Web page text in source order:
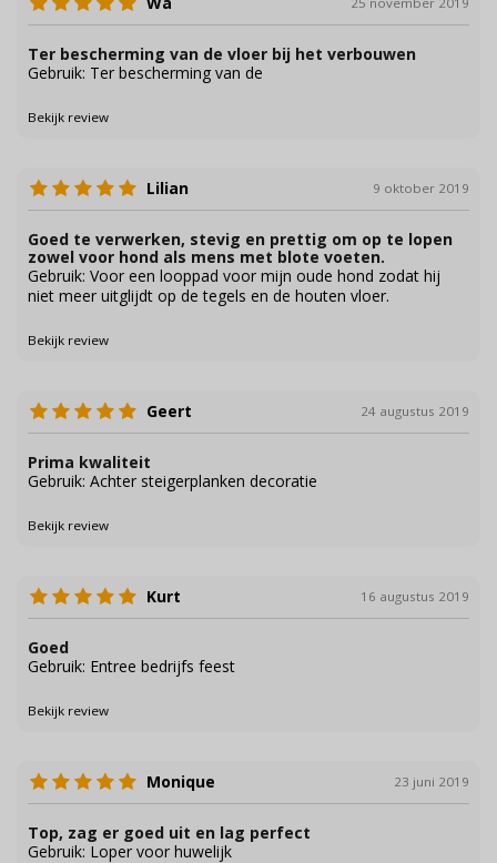
Ter bescherming van de vloer bij het verbouwen
Gebruik: Ter bescherming van de
Bekijk review
Lilian 9 oktober 2019
Goed te verwerken, stevig en prettig om op te lopen
zowel voor hond als mens met blote voeten.
Gebruik: Voor een looppad voor mijn oude hond zodat hij
niet meer uitglijdt op de tegels en de houten vloer.
Bekijk review
Geert 24 augustus 2019
Prima kwaliteit
Gebruik: Achter steigerplanken decoratie
Bekijk review
Kurt 16 augustus 2019
Goed
Gebruik: Entree bedrijfs feest
Bekijk review
Monique 23 juni 2019
Top, zag er goed uit en lag perfect
Gebruik: Loper voor huwelijk